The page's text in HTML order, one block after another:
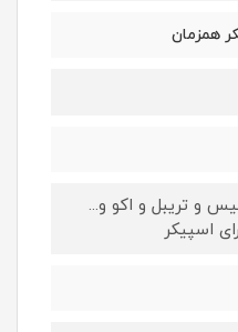
و تریبل و اکو و...
اسپیکر